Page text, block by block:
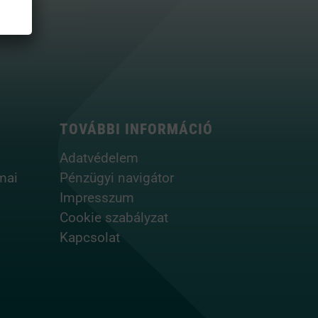
TOVÁBBI INFORMÁCIÓ
Adatvédelem
Pénzügyi navigátor
Impresszum
Cookie szabályzat
Kapcsolat